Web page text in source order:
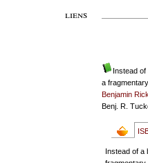
liens
Instead of
a
Benjamin
Benj. R.
Instead of a